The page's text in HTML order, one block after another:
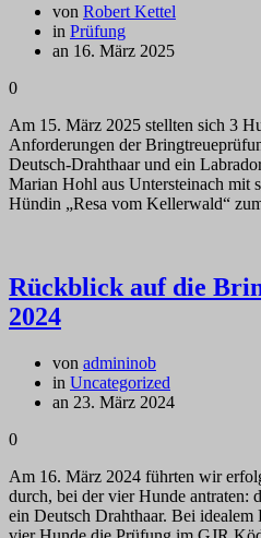
von Robert Kettel
in Prüfung
an 16. März 2025
0
Am 15. März 2025 stellten sich 3
Anforderungen der
Deutsch-Drahthaar und ein
Marian Hohl aus Untersteinach mit
Hündin „Resa vom Kellerwald“
Rückblick auf die
2024
von admininob
in Uncategorized
an 23. März 2024
0
Am 16. März 2024 führten wir
durch, bei der vier Hunde antraten:
ein Deutsch Drahthaar. Bei idealem